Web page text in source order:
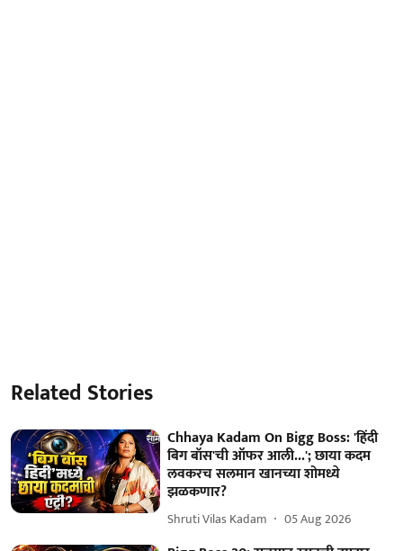
Related Stories
Chhaya Kadam On Bigg Boss: 'हिंदी
बिग बॉस'ची ऑफर आली...'; छाया कदम
लवकरच सलमान खानच्या शोमध्ये
झळकणार?
Shruti Vilas Kadam 05 Aug 2026